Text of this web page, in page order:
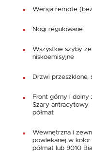
Wersja remote
Nogi regulowane
Wszystkie szyby
niskoemisyjne
Drzwi przeszklone,
Front górny i dolny
Szary antracytowy
półmat
Wewnętrzna i
powlekanej w
półmat lub 9010